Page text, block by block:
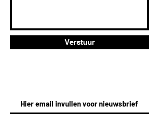
Verstuur